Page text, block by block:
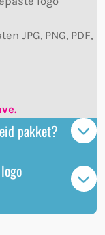
JPG, PNG, PDF,
pakket?